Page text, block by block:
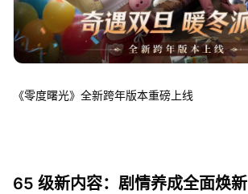
《零度曙光》全新跨年版本重磅上线
65 级新内容：剧情养成全面焕新